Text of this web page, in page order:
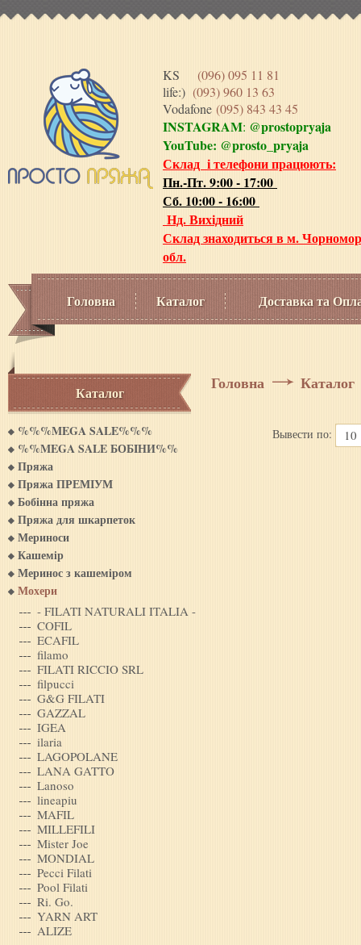
KS (096) 095 11 81
life:) (093) 960 13 63
Vodafone (095) 843 43 45
INSTAGRAM: @prostopryaja
YouTube: @prosto_pryaja
Склад і телефони працюють:
Пн.-Пт. 9:00 - 17:00
Сб. 10:00 - 16:00
Нд. Вихідний
Склад знаходиться в м.
обл.
Головна Каталог Доставка та
Каталог
%%%MEGA SALE%%%
%%MEGA SALE БОБIНИ%%
Пряжа
Пряжа ПРЕМІУМ
Бобінна пряжа
Пряжа для шкарпеток
Мериноси
Кашемiр
Меринос з кашемiром
Мохери
- FILATI NATURALI ITALIA -
COFIL
ECAFIL
filamo
FILATI RICCIO SRL
filpucci
G&G FILATI
GAZZAL
IGEA
ilaria
LAGOPOLANE
LANA GATTO
Lanoso
lineapiu
MAFIL
MILLEFILI
Mister Joe
MONDIAL
Pecci Filati
Pool Filati
Ri. Go.
YARN ART
ALIZE
Головна Каталог
Вывести по: 10